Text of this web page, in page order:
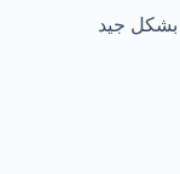
جيد